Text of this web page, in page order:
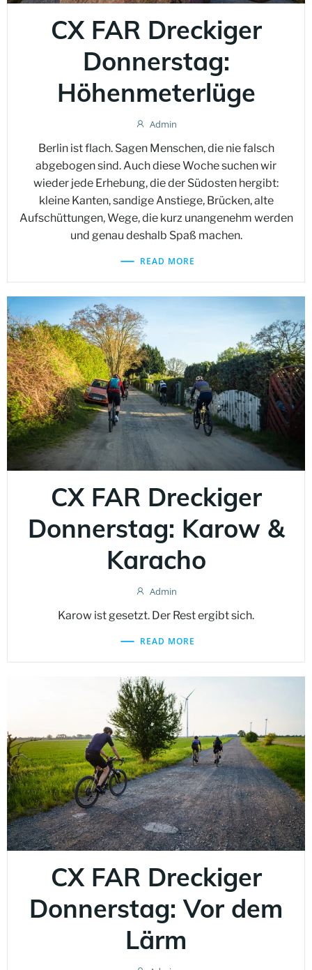
CX FAR Dreckiger
Donnerstag:
Höhenmeterlüge
Admin
Berlin ist flach. Sagen Menschen, die nie falsch
abgebogen sind. Auch diese Woche suchen wir
wieder jede Erhebung, die der Südosten hergibt:
kleine Kanten, sandige Anstiege, Brücken, alte
Aufschüttungen, Wege, die kurz unangenehm werden
und genau deshalb Spaß machen.
READ MORE
CX FAR Dreckiger
Donnerstag: Karow &
Karacho
Admin
Karow ist gesetzt. Der Rest ergibt sich.
READ MORE
CX FAR Dreckiger
Donnerstag: Vor dem
Lärm